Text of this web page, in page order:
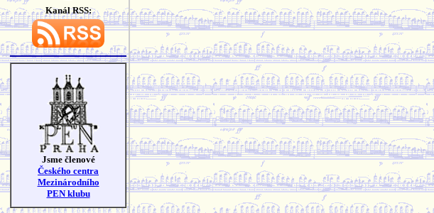
Kanál RSS:
Jsme členové
Českého centra
Mezinárodního
PEN klubu